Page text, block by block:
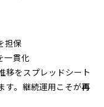
担保
一貫化
移をスプレッドシート
す。継続運用こそが再